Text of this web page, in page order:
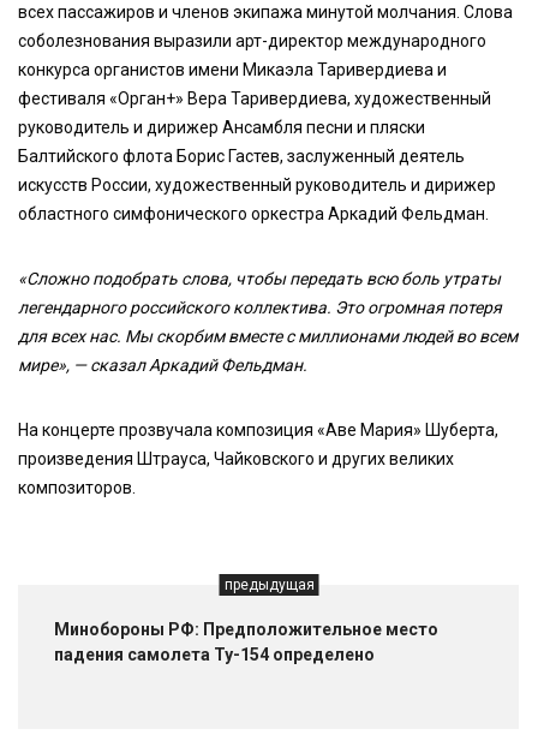
всех пассажиров и членов экипажа минутой молчания. Слова
соболезнования выразили арт-директор международного
конкурса органистов имени Микаэла Таривердиева и
фестиваля «Орган+» Вера Таривердиева, художественный
руководитель и дирижер Ансамбля песни и пляски
Балтийского флота Борис Гастев, заслуженный деятель
искусств России, художественный руководитель и дирижер
областного симфонического оркестра Аркадий Фельдман.
«Сложно подобрать слова, чтобы передать всю боль утраты
легендарного российского коллектива. Это огромная потеря
для всех нас. Мы скорбим вместе с миллионами людей во всем
мире», — сказал Аркадий Фельдман.
На концерте прозвучала композиция «Аве Мария» Шуберта,
произведения Штрауса, Чайковского и других великих
композиторов.
предыдущая
Минобороны РФ: Предположительное место
падения самолета Ту-154 определено